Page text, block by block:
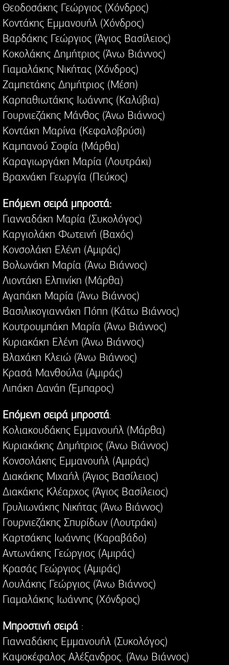
Θεοδοσάκης Γεώργιος (Χόνδρος)
Κοντάκης Εμμανουήλ (Χόνδρος)
Βαρδάκης Γεώργιος (Άγιος Βασίλειος)
Κοκολάκης Δημήτριος (Άνω Βιάννος)
Γιαμαλάκης Νικήτας (Χόνδρος)
Ζαμπετάκης Δημήτριος (Μέση)
Καρπαθιωτάκης Ιωάννης (Καλύβια)
Γουρνιεζάκης Μάνθος (Άνω Βιάννος)
Κοντάκη Μαρίνα (Κεφαλοβρύσι)
Καμπανού Σοφία (Μάρθα)
Καραγιωργάκη Μαρία (Λουτράκι)
Βραχνάκη Γεωργία (Πεύκος)
Επόμενη σειρά μπροστά:
Γιανναδάκη Μαρία (Συκολόγος)
Καργιολάκη Φωτεινή (Βαχός)
Κονσολάκη Ελένη (Αμιράς)
Βολωνάκη Μαρία (Άνω Βιάννος)
Λιοντάκη Ελπινίκη (Μάρθα)
Αγαπάκη Μαρία (Άνω Βιάννος)
Βασιλικογιαννάκη Πόπη (Κάτω Βιάννος)
Κουτρουμπάκη Μαρία (Άνω Βιάννος)
Κυριακάκη Ελένη (Άνω Βιάννος)
Βλαχάκη Κλειώ (Άνω Βιάννος)
Κρασά Μανθούλα (Αμιράς)
Λιπάκη Δανάη (Έμπαρος)
Επόμενη σειρά μπροστά:
Κολιακουδάκης Εμμανουήλ (Μάρθα)
Κυριακάκης Δημήτριος (Άνω Βιάννος)
Κονσολάκης Εμμανουήλ (Αμιράς)
Διακάκης Μιχαήλ (Άγιος Βασίλειος)
Διακάκης Κλέαρχος (Άγιος Βασίλειος)
Γρυλιωνάκης Νικήτας (Άνω Βιάννος)
Γουρνιεζάκης Σπυρίδων (Λουτράκι)
Καρτσάκης Ιωάννης (Καραβάδο)
Αντωνάκης Γεώργιος (Αμιράς)
Κρασάς Γεώργιος (Αμιράς)
Λουλάκης Γεώργιος (Άνω Βιάννος)
Γιαμαλάκης Ιωάννης (Χόνδρος)
Μπροστινή σειρά :
Γιανναδάκης Εμμανουήλ (Συκολόγος)
Καψοκέφαλος Αλέξανδρος. (Άνω Βιάννος)